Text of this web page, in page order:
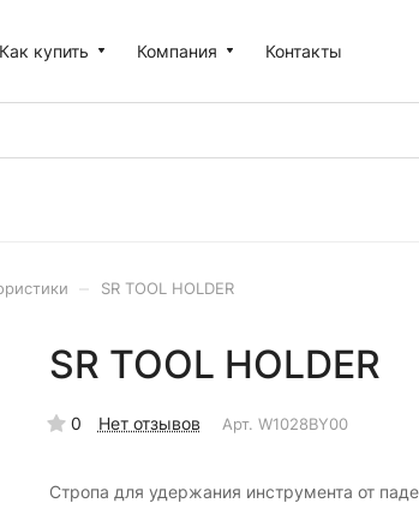
Как купить Компания Контакты
SR TOOL HOLDER
SR TOOL HOLDER
0 Нет отзывов Арт. W1028BY00
Стропа для удержания инструмента от